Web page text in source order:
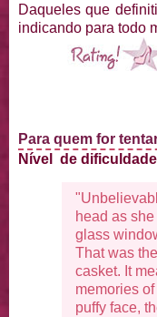
Daqueles que
indicando para todo
Para quem for
Nível de
head as
glass
That was
casket. It
memories
puffy face,